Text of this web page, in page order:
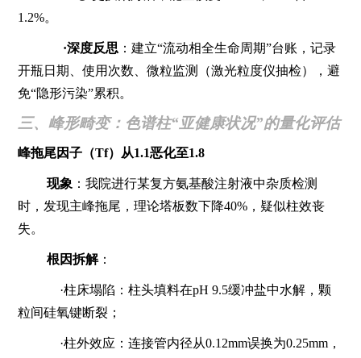
1.2%。
·深度反思 ：建立“流动相全生命周期”台账，记录
开瓶日期、使用次数、微粒监测（激光粒度仪抽检），避
免“隐形污染”累积。
三、峰形畸变：色谱柱“亚健康状况”的量化评估
峰拖尾因子（Tf）从1.1恶化至1.8
现象 ：我院进行某复方氨基酸注射液中杂质检测
时，发现主峰拖尾，理论塔板数下降40%，疑似柱效丧
失。
根因拆解：
·柱床塌陷：柱头填料在pH 9.5缓冲盐中水解，颗
粒间硅氧键断裂；
·柱外效应：连接管内径从0.12mm误换为0.25mm，